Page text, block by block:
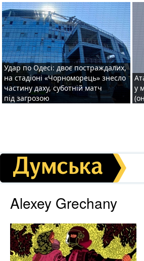
Удар по Одесі: двоє постраждалих,
на стадіоні «Чорноморець» знесло
частину даху, суботній матч
під загрозою
у
Alexey Grechany